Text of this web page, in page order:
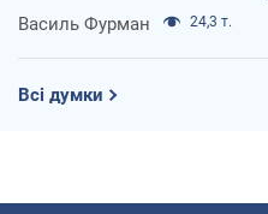
Василь Фурман 24,3 т.
Всі думки